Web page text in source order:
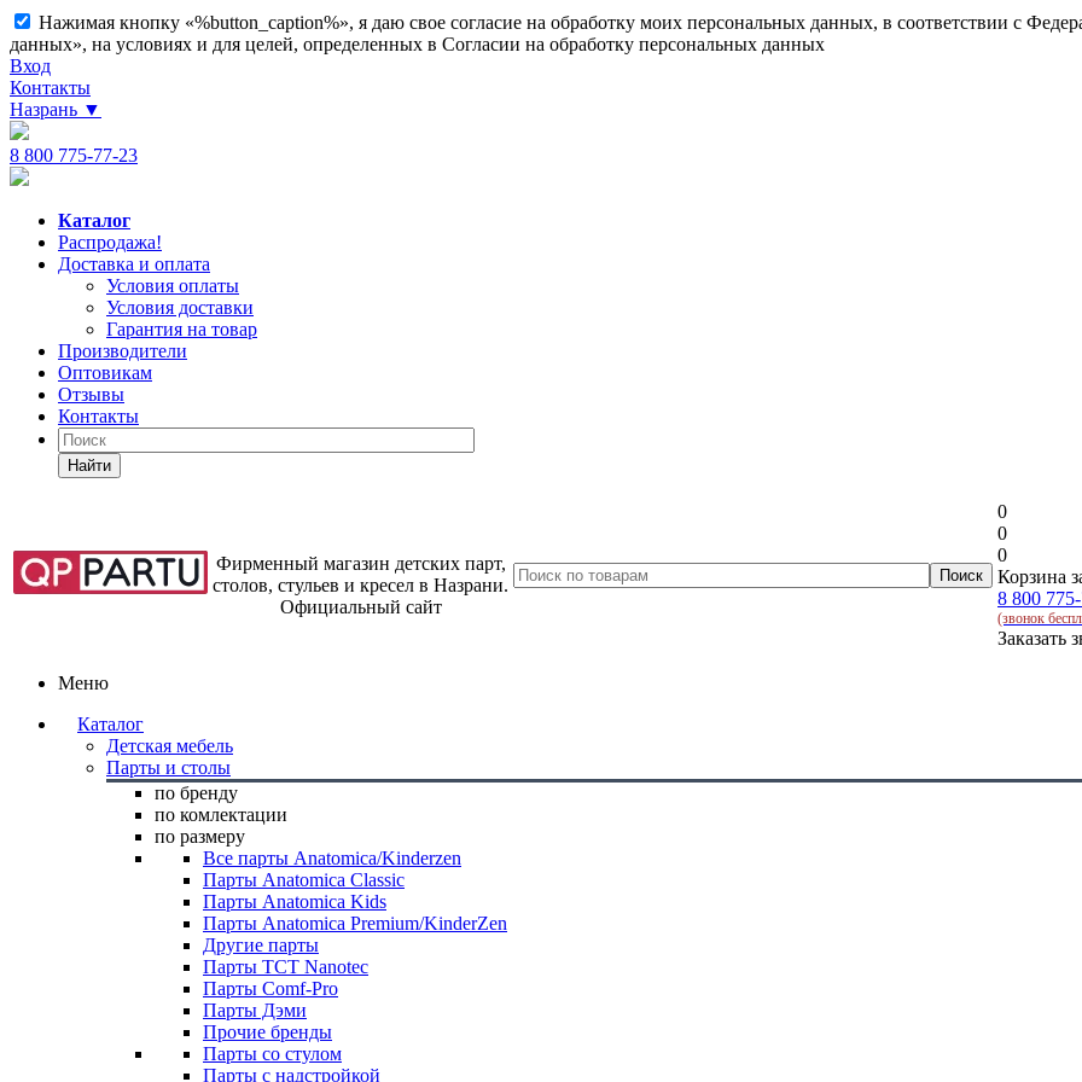
Нажимая кнопку «%button_caption%», я даю свое согласие на обработку моих персональных данных, в соответствии с
данных», на условиях и для целей, определенных в Согласии на обработку персональных данных
Вход
Контакты
Назрань ▼
8 800 775-77-23
Каталог
Распродажа!
Доставка и оплата
Условия оплаты
Условия доставки
Гарантия на товар
Производители
Оптовикам
Отзывы
Контакты
Найти
Фирменный магазин детских парт,
столов, стульев и кресел в Назрани.
Официальный сайт
0
0
0
Корзина
8 800
(звонок
Заказать
Меню
Каталог
Детская мебель
Парты и столы
по бренду
по комлектации
по размеру
Все парты Anatomica/Kinderzen
Парты Anatomica Classic
Парты Anatomica Kids
Парты Anatomica Premium/KinderZen
Другие парты
Парты TCT Nanotec
Парты Comf-Pro
Парты Дэми
Прочие бренды
Парты со стулом
Парты с надстройкой